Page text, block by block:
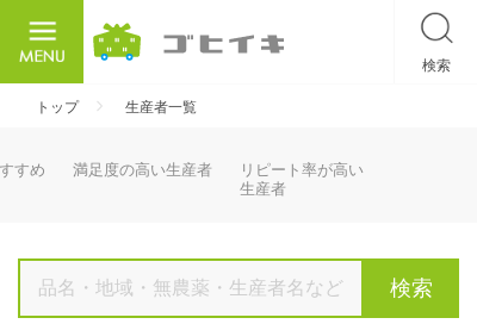
検索
トップ 生産者一覧
すめ 満足度の高い生産者
リピート率が高い
生産者
検索